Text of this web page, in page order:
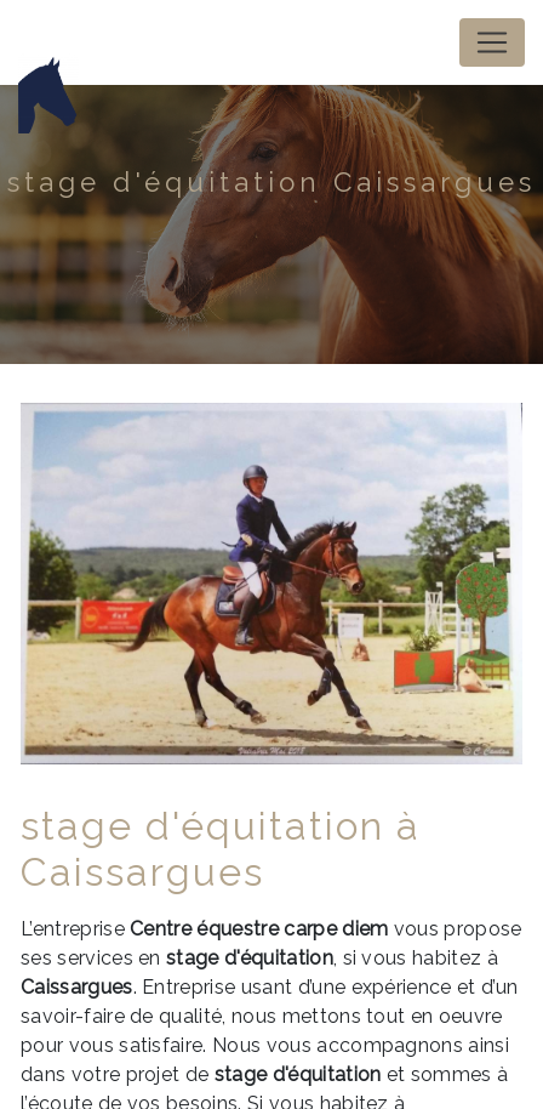
stage d'équitation Caissargues
stage d'équitation à
Caissargues
L’entrepriseCentre équestre carpe diem vous propose
ses services enstage d'équitation, si vous habitez à
Caissargues. Entreprise usant d’une expérience et d’un
savoir-faire de qualité, nous mettons tout en oeuvre
pour vous satisfaire. Nous vous accompagnons ainsi
dans votre projet de stage d'équitation et sommes à
l’écoute de vos besoins. Si vous habitez à